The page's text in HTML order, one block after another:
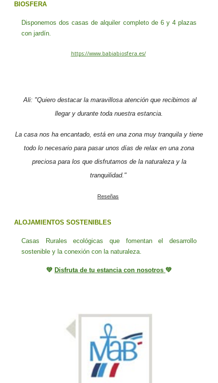
BIOSFERA
Disponemos dos casas de alquiler completo de 6 y 4 plazas
con jardín.
https://www.babiabiosfera.es/
Ali: "Quiero destacar la maravillosa atención que recibimos al
llegar y durante toda nuestra estancia.
La casa nos ha encantado, está en una zona muy tranquila y tiene
todo lo necesario para pasar unos días de relax en una zona
preciosa para los que disfrutamos de la naturaleza y la
tranquilidad."
Reseñas
ALOJAMIENTOS SOSTENIBLES
Casas Rurales ecológicas que fomentan el desarrollo
sostenible y la conexión con la naturaleza.
💚 Disfruta de tu estancia con nosotros 💚